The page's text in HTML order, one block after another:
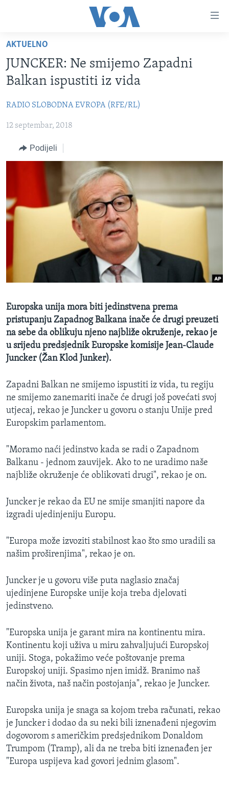
glavni
sadržaj
Pređi
na
glavnu
Idi
pretragu
VIDEO
FOTOGRAFIJE DANA
VIJESTI
SJEDINJENE AMERIČKE DRŽAVE
BOSNA I HERCEGOVINA
NAUKA I TEHNOLOGIJA
SPECIJALNI PROJEKTI
SLOBODA MEDIJA
ŽENSKA STRANA
IZBJEGLIČKA STRANA
O GLASU AMERIKE
Learning English
PRATITE NAS
Jezici
AKTUELNO
JUNCKER: Ne smijemo Zapadni
Balkan ispustiti iz vida
RADIO SLOBODNA EVROPA (RFE/RL)
12 septembar, 2018
Podijeli
Europska unija mora biti jedinstvena prema
pristupanju Zapadnog Balkana inače će drugi preuzeti
na sebe da oblikuju njeno najbliže okruženje, rekao je
u srijedu predsjednik Europske komisije Jean-Claude
Juncker (Žan Klod Junker).
Zapadni Balkan ne smijemo ispustiti iz vida, tu regiju
ne smijemo zanemariti inače će drugi još povećati svoj
utjecaj, rekao je Juncker u govoru o stanju Unije pred
Europskim parlamentom.
"Moramo naći jedinstvo kada se radi o Zapadnom
Balkanu - jednom zauvijek. Ako to ne uradimo naše
najbliže okruženje će oblikovati drugi", rekao je on.
Juncker je rekao da EU ne smije smanjiti napore da
izgradi ujedinjeniju Europu.
"Europa može izvoziti stabilnost kao što smo uradili sa
našim proširenjima", rekao je on.
Juncker je u govoru više puta naglasio značaj
ujedinjene Europske unije koja treba djelovati
jedinstveno.
"Europska unija je garant mira na kontinentu mira.
Kontinentu koji uživa u miru zahvaljujući Europskoj
uniji. Stoga, pokažimo veće poštovanje prema
Europskoj uniji. Spasimo njen imidž. Branimo naš
način života, naš način postojanja", rekao je Juncker.
Europska unija je snaga sa kojom treba računati, rekao
je Juncker i dodao da su neki bili iznenađeni njegovim
dogovorom s američkim predsjednikom Donaldom
Trumpom (Tramp), ali da ne treba biti iznenađen jer
"Europa uspijeva kad govori jednim glasom".